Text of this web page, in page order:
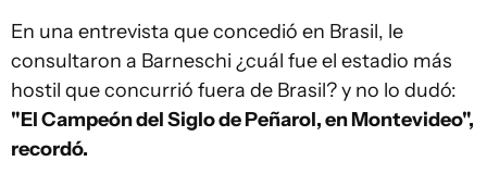
En una entrevista que concedió en Brasil, le
consultaron a Barneschi ¿cuál fue el estadio más
hostil que concurrió fuera de Brasil? y no lo dudó:
"El Campeón del Siglo de Peñarol, en Montevideo",
recordó.